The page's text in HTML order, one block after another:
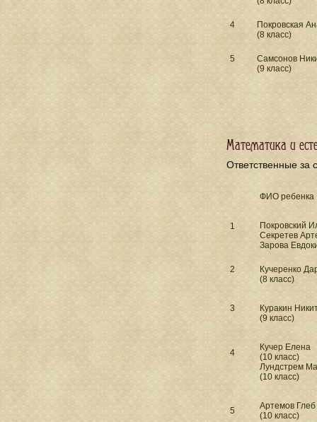
4
Покровская
(8 класс)
5
Самсонов
(9 класс)
Математика и
Ответственные за
ФИО ребенка
1
Покровский
Секретев
Зарова
2
Кучеренко
(8 класс)
3
Куракин
(9 класс)
4
Кучер Елена
(10 класс)
Лундстрем
(10 класс)
5
Артемов Глеб
(10 класс)